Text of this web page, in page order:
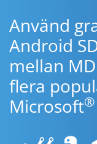
Använd
Android
mellan
flera
Microsoft®